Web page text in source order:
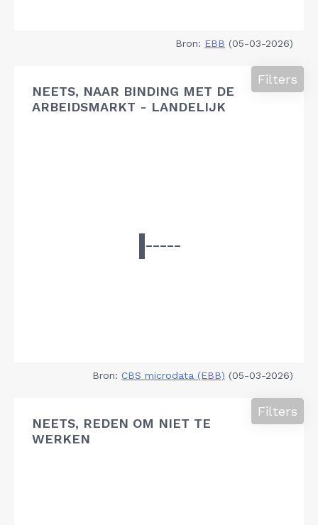
Bron: EBB (05-03-2026)
NEETS, NAAR BINDING MET DE
ARBEIDSMARKT - LANDELIJK
Filters
Bron: CBS microdata (EBB) (05-03-2026)
NEETS, REDEN OM NIET TE
WERKEN
Filters